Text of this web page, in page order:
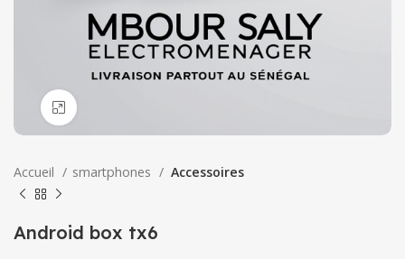
Accueil smartphones Accessoires
Android box tx6